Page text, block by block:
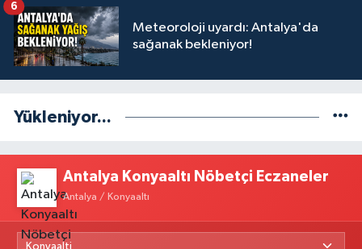
Meteoroloji uyardı: Antalya'da
sağanak bekleniyor!
6
Yükleniyor...
Antalya Konyaaltı Nöbetçi Eczaneler
Antalya / Konyaaltı